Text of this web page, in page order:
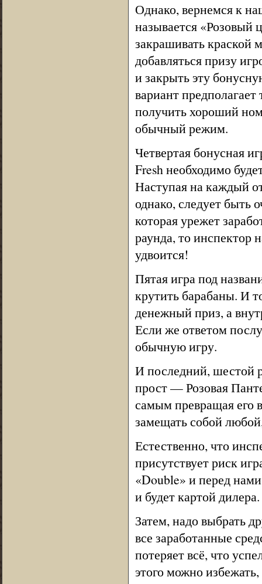
Однако, вернемся к
называется «Розовый
закрашивать краской
добавляться призу
и закрыть эту
вариант
получить хороший
обычный режим.
Четвертая бонусная
Fresh необходимо
Наступая на каждый
однако, следует быть
которая урежет
раунда, то
удвоится!
Пятая игра под
крутить барабаны. И
денежный приз, а
Если же ответом
обычную игру.
И последний, шестой
прост — Розовая
самым превращая его
замещать собой
Естественно, что
присутствует риск
«Double» и перед
и будет картой дилера.
Затем, надо выбрать
все заработанные
потеряет всё, что
этого можно